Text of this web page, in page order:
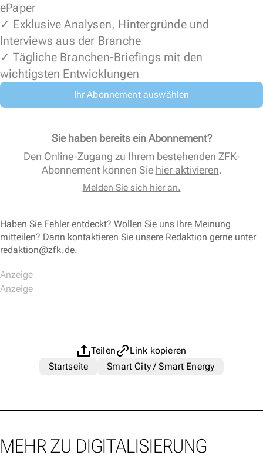
ePaper
✓ Exklusive Analysen, Hintergründe und
Interviews aus der Branche
✓ Tägliche Branchen-Briefings mit den
wichtigsten Entwicklungen
Ihr Abonnement auswählen
Sie haben bereits ein Abonnement?
Den Online-Zugang zu Ihrem bestehenden ZFK-
Abonnement können Sie hier aktivieren.
Melden Sie sich hier an.
Haben Sie Fehler entdeckt? Wollen Sie uns Ihre Meinung
mitteilen? Dann kontaktieren Sie unsere Redaktion gerne unter
redaktion@zfk.de.
Teilen
Link kopieren
Startseite
Smart City / Smart Energy
MEHR ZU DIGITALISIERUNG